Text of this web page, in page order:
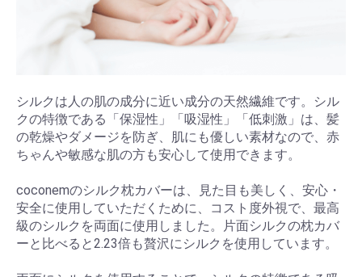
シルクは人の肌の成分に近い成分の天然繊維です。シル
クの特徴である「保湿性」「吸湿性」「低刺激」は、髪
の乾燥やダメージを防ぎ、肌にも優しい素材なので、赤
ちゃんや敏感な肌の方も安心して使用できます。
coconemのシルク枕カバーは、見た目も美しく、安心・
安全に使用していただくために、コスト度外視で、最高
級のシルクを両面に使用しました。片面シルクの枕カバ
ーと比べると2.23倍も贅沢にシルクを使用しています。